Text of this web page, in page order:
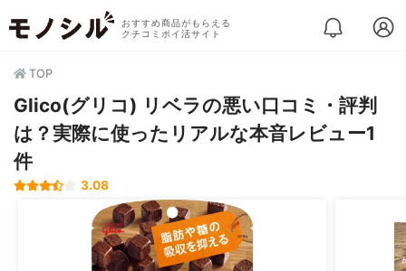
おすすめ商品がもらえる
クチコミポイ活サイト
TOP
Glico(グリコ) リベラの悪い口コミ・評判
は？実際に使ったリアルな本音レビュー1
件
3.08